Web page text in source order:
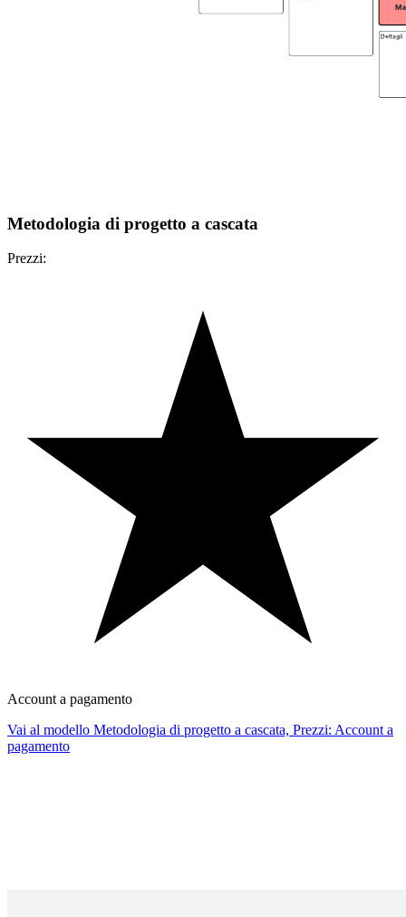
Metodologia di progetto a cascata
Prezzi:
Account a pagamento
Vai al modello Metodologia di progetto a cascata, Prezzi: Account a
pagamento